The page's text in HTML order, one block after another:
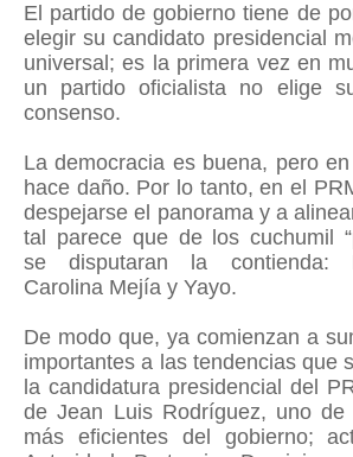
El partido de gobierno tiene de
elegir su candidato presidencial
universal; es la primera vez en
un partido oficialista no elige
consenso.
La democracia es buena, pero
hace daño. Por lo tanto, en el
despejarse el panorama y a
tal parece que de los cuchumil
se disputaran la contienda:
Carolina Mejía y Yayo.
De modo que, ya comienzan a
importantes a las tendencias que
la candidatura presidencial del
de Jean Luis Rodríguez, uno de
más eficientes del gobierno;